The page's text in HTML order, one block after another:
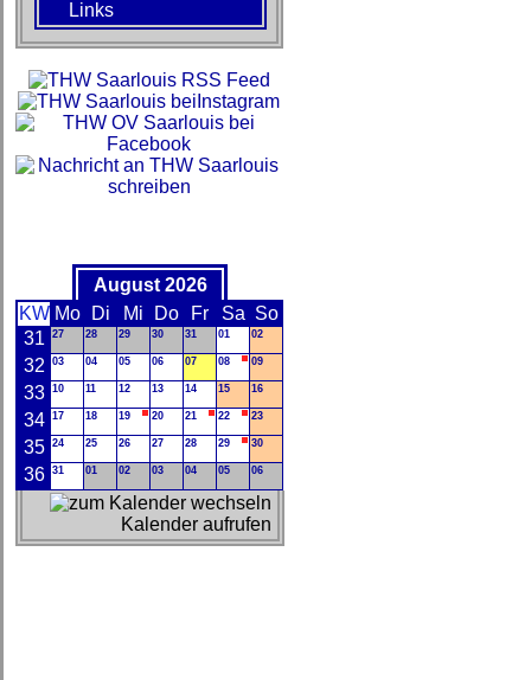
Links
August 2026
KW Mo Di Mi Do Fr Sa So
31
27 28 29 30 31 01 02
32 03 04 05 06 07 08 09
33 10 11 12 13 14 15 16
34 17 18 19 20 21 22 23
35 24 25 26 27 28 29 30
36 31 01 02 03 04 05 06
Kalender aufrufen